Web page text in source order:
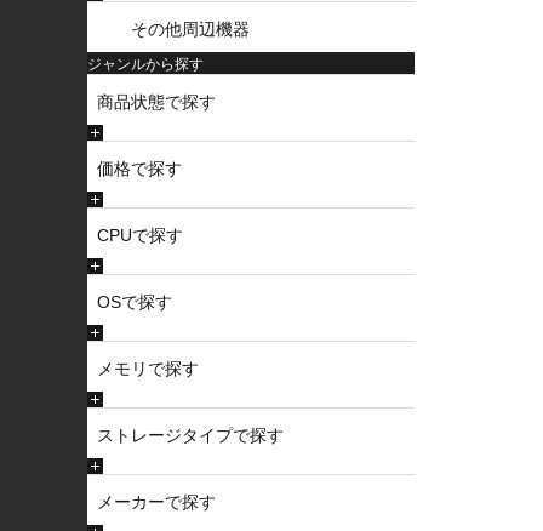
その他周辺機器
ジャンルから探す
商品状態で探す
価格で探す
CPUで探す
OSで探す
メモリで探す
ストレージタイプで探す
メーカーで探す